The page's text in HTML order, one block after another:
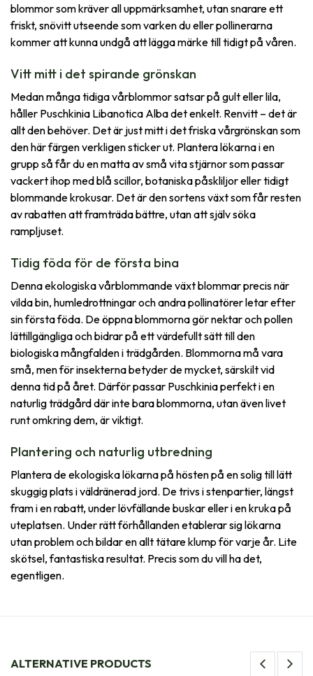
blommor som kräver all uppmärksamhet, utan snarare ett
friskt, snövitt utseende som varken du eller pollinerarna
kommer att kunna undgå att lägga märke till tidigt på våren.
Vitt mitt i det spirande grönskan
Medan många tidiga vårblommor satsar på gult eller lila,
håller Puschkinia Libanotica Alba det enkelt. Renvitt – det är
allt den behöver. Det är just mitt i det friska vårgrönskan som
den här färgen verkligen sticker ut. Plantera lökarna i en
grupp så får du en matta av små vita stjärnor som passar
vackert ihop med blå scillor, botaniska påskliljor eller tidigt
blommande krokusar. Det är den sortens växt som får resten
av rabatten att framträda bättre, utan att själv söka
rampljuset.
Tidig föda för de första bina
Denna ekologiska vårblommande växt blommar precis när
vilda bin, humledrottningar och andra pollinatörer letar efter
sin första föda. De öppna blommorna gör nektar och pollen
lättillgängliga och bidrar på ett värdefullt sätt till den
biologiska mångfalden i trädgården. Blommorna må vara
små, men för insekterna betyder de mycket, särskilt vid
denna tid på året. Därför passar Puschkinia perfekt i en
naturlig trädgård där inte bara blommorna, utan även livet
runt omkring dem, är viktigt.
Plantering och naturlig utbredning
Plantera de ekologiska lökarna på hösten på en solig till lätt
skuggig plats i väldränerad jord. De trivs i stenpartier, längst
fram i en rabatt, under lövfällande buskar eller i en kruka på
uteplatsen. Under rätt förhållanden etablerar sig lökarna
utan problem och bildar en allt tätare klump för varje år. Lite
skötsel, fantastiska resultat. Precis som du vill ha det,
egentligen.
ALTERNATIVE PRODUCTS